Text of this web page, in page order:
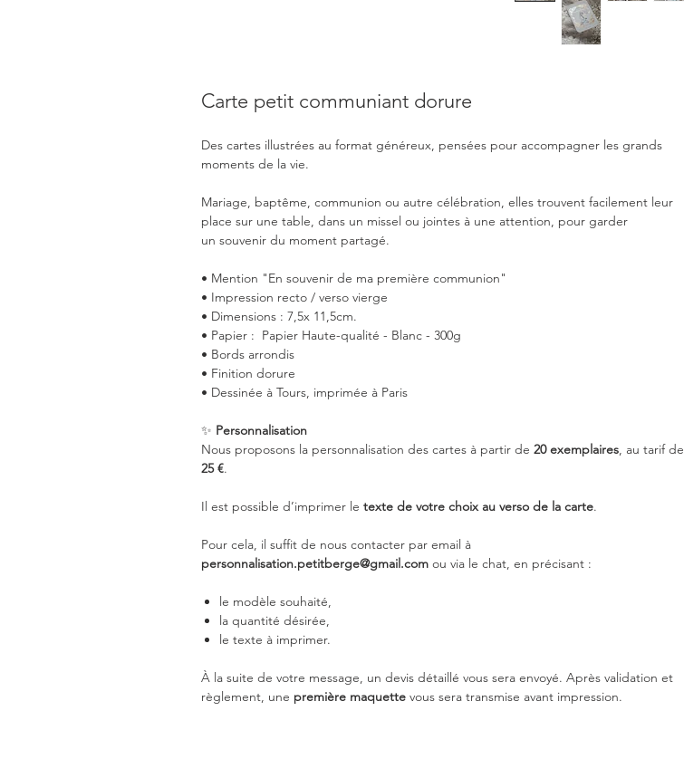
Carte petit communiant dorure
Des cartes illustrées au format généreux, pensées pour accompagner les grands
moments de la vie.
Mariage, baptême, communion ou autre célébration, elles trouvent facilement leur
place sur une table, dans un missel ou jointes à une attention, pour garder
un souvenir du moment partagé.
• Mention "En souvenir de ma première communion"
• Impression recto / verso vierge
• Dimensions : 7,5x 11,5cm.
• Papier : Papier Haute-qualité - Blanc - 300g
• Bords arrondis
• Finition dorure
• Dessinée à Tours, imprimée à Paris
✨ Personnalisation
Nous proposons la personnalisation des cartes à partir de 20 exemplaires, au tarif de
25 €.
Il est possible d’imprimer le texte de votre choix au verso de la carte.
Pour cela, il suffit de nous contacter par email à
personnalisation.petitberge@gmail.com ou via le chat, en précisant :
le modèle souhaité,
la quantité désirée,
le texte à imprimer.
À la suite de votre message, un devis détaillé vous sera envoyé. Après validation et
règlement, une première maquette vous sera transmise avant impression.